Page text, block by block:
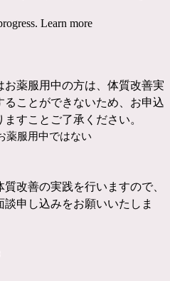
Learn more
薬服用中の方は、体質改善実
ことができないため、お申込
すことご了承ください。
薬服用中ではない
改善の実践を行いますので、
申し込みをお願いいたしま